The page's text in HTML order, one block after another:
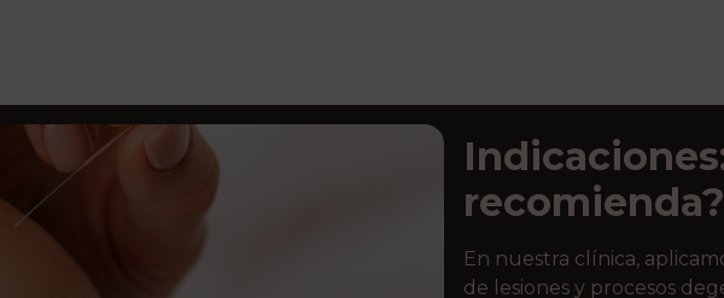
recomienda?
En nuestra clínica,
de lesiones y procesos